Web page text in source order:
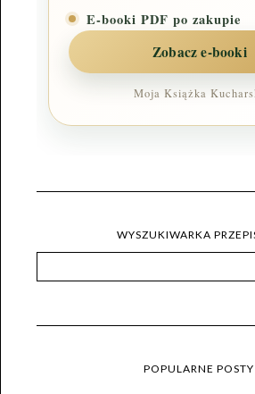
E-booki PDF po zakupie
Zobacz e-booki
Moja Książka
WYSZUKIWARKA
POPULARNE POSTY